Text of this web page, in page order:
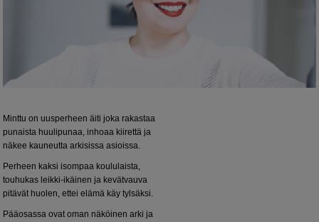
Minttu on uusperheen äiti joka rakastaa
punaista huulipunaa, inhoaa kiirettä ja
näkee kauneutta arkisissa asioissa.
Perheen kaksi isompaa koululaista,
touhukas leikki-ikäinen ja kevätvauva
pitävät huolen, ettei elämä käy tylsäksi.
Pääosassa ovat oman näköinen arki ja